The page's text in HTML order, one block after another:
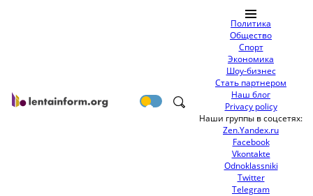
Политика
Общество
Спорт
Экономика
Шоу-бизнес
Стать партнером
Наш блог
Privacy policy
Наши группы в соцсетях:
Zen.Yandex.ru
Facebook
Vkontakte
Odnoklassniki
Twitter
Telegram